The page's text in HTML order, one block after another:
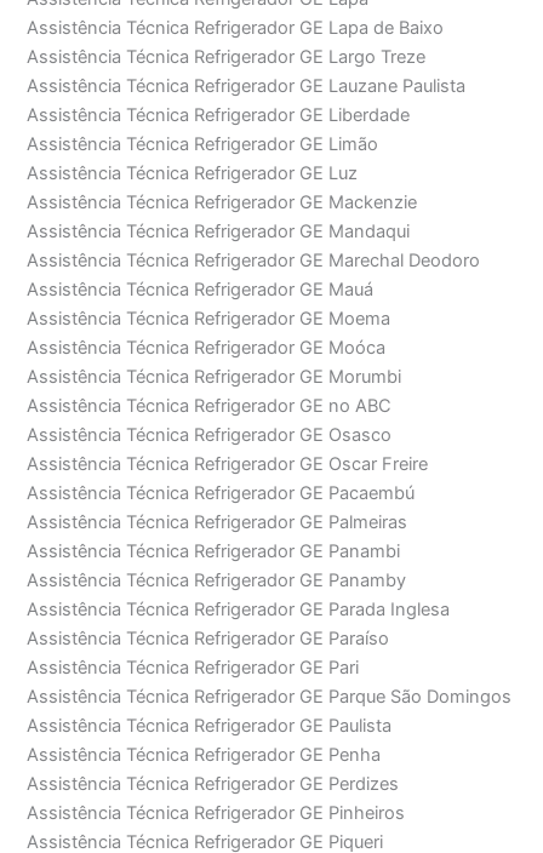
Assistência Técnica Refrigerador GE Lapa de Baixo
Assistência Técnica Refrigerador GE Largo Treze
Assistência Técnica Refrigerador GE Lauzane Paulista
Assistência Técnica Refrigerador GE Liberdade
Assistência Técnica Refrigerador GE Limão
Assistência Técnica Refrigerador GE Luz
Assistência Técnica Refrigerador GE Mackenzie
Assistência Técnica Refrigerador GE Mandaqui
Assistência Técnica Refrigerador GE Marechal Deodoro
Assistência Técnica Refrigerador GE Mauá
Assistência Técnica Refrigerador GE Moema
Assistência Técnica Refrigerador GE Moóca
Assistência Técnica Refrigerador GE Morumbi
Assistência Técnica Refrigerador GE no ABC
Assistência Técnica Refrigerador GE Osasco
Assistência Técnica Refrigerador GE Oscar Freire
Assistência Técnica Refrigerador GE Pacaembú
Assistência Técnica Refrigerador GE Palmeiras
Assistência Técnica Refrigerador GE Panambi
Assistência Técnica Refrigerador GE Panamby
Assistência Técnica Refrigerador GE Parada Inglesa
Assistência Técnica Refrigerador GE Paraíso
Assistência Técnica Refrigerador GE Pari
Assistência Técnica Refrigerador GE Parque São Domingos
Assistência Técnica Refrigerador GE Paulista
Assistência Técnica Refrigerador GE Penha
Assistência Técnica Refrigerador GE Perdizes
Assistência Técnica Refrigerador GE Pinheiros
Assistência Técnica Refrigerador GE Piqueri